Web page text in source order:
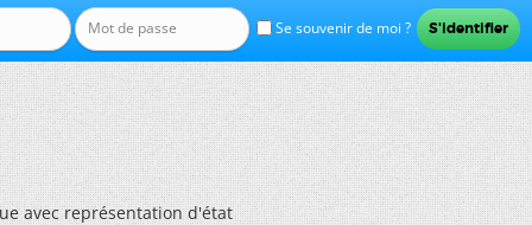
Se souvenir de moi ?
avec représentation d'état